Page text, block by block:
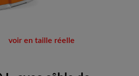
voir en taille réelle